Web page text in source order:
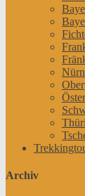
Archiv